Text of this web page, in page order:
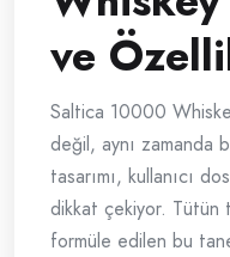
ve
Saltica 10000
değil, aynı zamanda
tasarımı, kullanıcı
dikkat çekiyor. Tütün
formüle edilen bu